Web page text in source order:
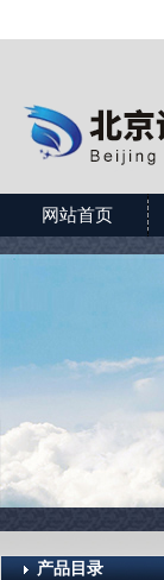
网站首页
产品目录